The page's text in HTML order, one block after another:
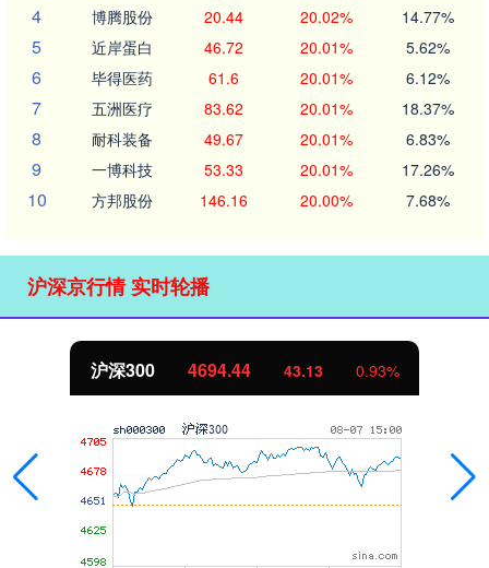
4 博腾股份 20.44 20.02% 14.77%
5 近岸蛋白 46.72 20.01% 5.62%
6 毕得医药 61.6 20.01% 6.12%
7 五洲医疗 83.62 20.01% 18.37%
8 耐科装备 49.67 20.01% 6.83%
9 一博科技 53.33 20.01% 17.26%
10 方邦股份 146.16 20.00% 7.68%
沪深京行情 实时轮播
沪深300 4694.44 43.13 0.93%